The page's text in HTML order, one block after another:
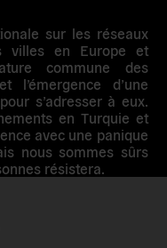
sur les réseaux
villes en Europe et
commune des
l’émergence d’une
s’adresser à eux.
en Turquie et
avec une panique
nous sommes sûrs
résistera.